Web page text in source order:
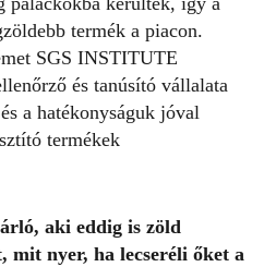
termék a piacon.
SGS INSTITUTE
és tanúsító vállalata
a hatékonyságuk jóval
termékek
aki eddig is zöld
mit nyer, ha lecseréli őket a